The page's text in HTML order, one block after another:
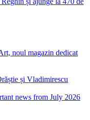
noul magazin dedicat
și Vladimirescu
news from July 2026